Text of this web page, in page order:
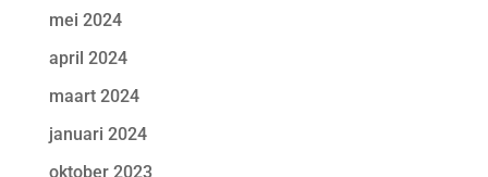
mei 2024
april 2024
maart 2024
januari 2024
oktober 2023